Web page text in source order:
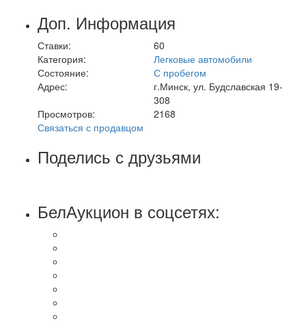
Доп. Информация
Ставки:
60
Категория:
Легковые автомобили
Состояние:
С пробегом
Адрес:
г.Минск, ул. Будславская 19-
308
Просмотров:
2168
Связаться с продавцом
Поделись с друзьями
БелАукцион в соцсетях: